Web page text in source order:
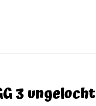
3 ungelocht